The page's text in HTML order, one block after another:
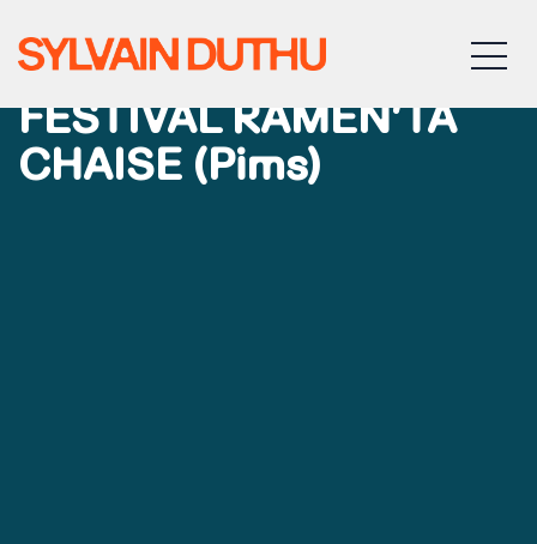
PUYGOUZON –
FESTIVAL RAMÈN’TA
CHAISE (Pims)